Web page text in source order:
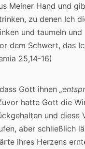
Meiner Hand und
zu denen Ich
und taumeln
dem Schwert, das
25,14-16)
Gott ihnen
hatte Gott die
und diese
aber schließlich
ihres Herzens